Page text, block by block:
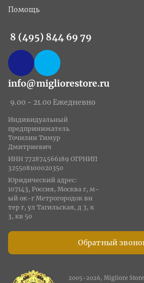
Помощь
8 (495) 844 69 79
info@migliorestore.ru
9.00 - 21.00 Ежедневно
Обратный
Индивидуальный
предприниматель
Точилин Тимур
Дмитриевич
ИНН 772874566189 ОГРНИП
325508100020350
Юридический адрес:
107143, Россия, Москва г, м-
ый ок-г Метрогородок вн
тер г, ул Тагильская, д 3, к
3, кв 50
2005-2026, Migliore